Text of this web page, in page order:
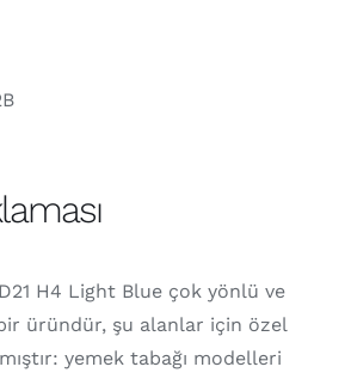
H4 Light Blue çok yönlü ve
üründür, şu alanlar için özel
yemek tabağı modelleri